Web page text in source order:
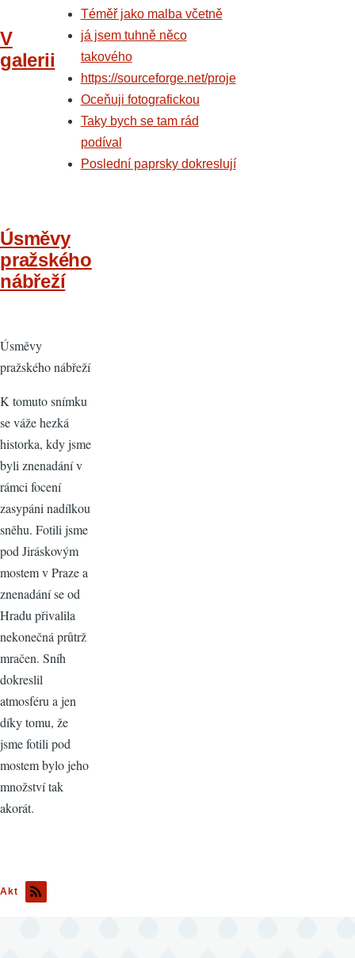
V
galerii
Úsměvy
pražského
nábřeží
Úsměvy
pražského nábřeží
K tomuto snímku
se váže hezká
historka, kdy jsme
byli znenadání v
rámci focení
zasypáni nadílkou
sněhu. Fotili jsme
pod Jiráskovým
mostem v Praze a
znenadání se od
Hradu přivalila
nekonečná průtrž
mračen. Sníh
dokreslil
atmosféru a jen
díky tomu, že
jsme fotili pod
mostem bylo jeho
množství tak
akorát.
Akt
Téměř jako malba včetně
já jsem tuhně něco
takového
https://sourceforge.net/proje
Oceňuji fotografickou
Taky bych se tam rád
podíval
Poslední paprsky dokreslují